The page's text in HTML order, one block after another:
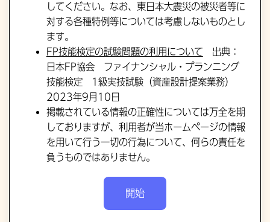
してください。なお、東日本大震災の被災者等に
対する各種特例等については考慮しないものとし
ます。
FP技能検定の試験問題の利用について 出典：
日本FP協会 ファイナンシャル・プランニング
技能検定 1級実技試験（資産設計提案業務）
2023年9月10日
掲載されている情報の正確性については万全を期
しておりますが、利用者が当ホームページの情報
を用いて行う一切の行為について、何らの責任を
負うものではありません。